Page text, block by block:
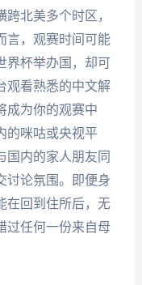
北美多个时区，
言，观赛时间可能
界杯举办国，却可
观看熟悉的中文解
成为你的观赛中
的咪咕或央视平
国内的家人朋友同
讨论氛围。即便身
在回到住所后，无
过任何一份来自母